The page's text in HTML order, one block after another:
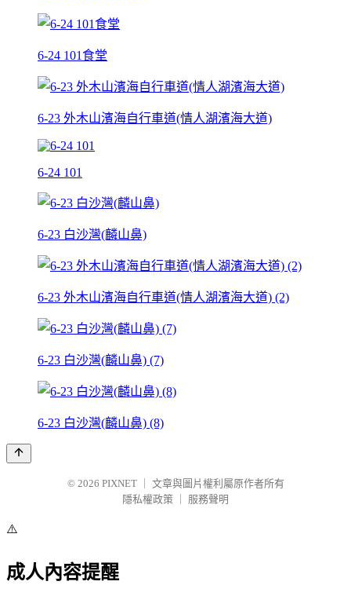
6-24 101食堂
6-23 外木山濱海自行車道(情人湖濱海大道)
6-24 101
6-23 白沙灣(麟山鼻)
6-23 外木山濱海自行車道(情人湖濱海大道) (2)
6-23 白沙灣(麟山鼻) (7)
6-23 白沙灣(麟山鼻) (8)
© 2026 PIXNET
文章與圖片權利屬原作者所有
隱私權政策
服務聲明
⚠️
成人內容提醒